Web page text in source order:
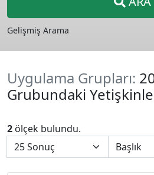
Gelişmiş Arama
Uygulama Grupları:
Grubundaki
2 ölçek bulundu.